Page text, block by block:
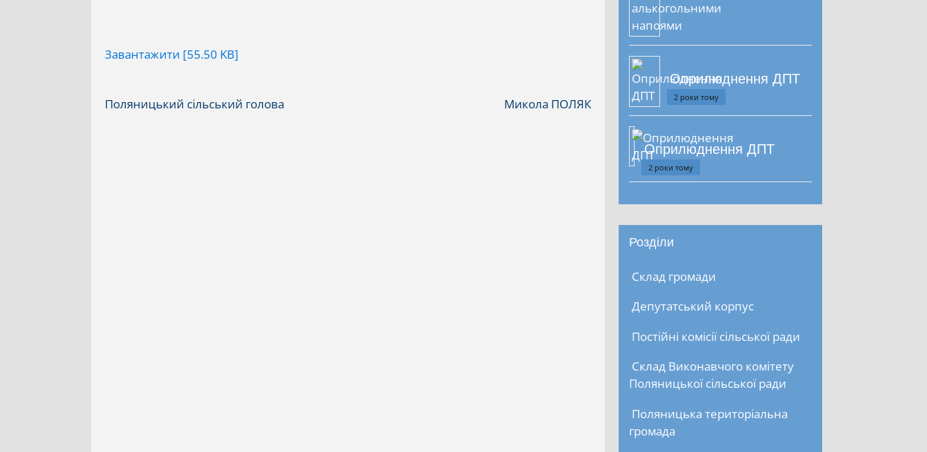
Завантажити [55.50 KB]
Поляницький сільський голова Микола ПОЛЯК
Оприлюднення ДПТ
2 роки тому
Оприлюднення ДПТ
2 роки тому
Розділи
Склад громади
Депутатський корпус
Постійні комісії сільської ради
Склад Виконавчого комітету
Поляницької сільської ради
Поляницька територіальна
громада